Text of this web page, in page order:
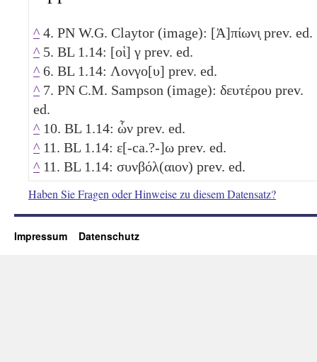
^ 4. PN W.G. Claytor (image): [Ἀ]πίωνι̣ prev. ed.
^ 5. BL 1.14: [οἱ] γ prev. ed.
^ 6. BL 1.14: Λονγο[υ] prev. ed.
^ 7. PN C.M. Sampson (image): δευτέρου prev.
ed.
^ 10. BL 1.14: ὧν prev. ed.
^ 11. BL 1.14: ε[-ca.?-]ω prev. ed.
^ 11. BL 1.14: συνβόλ(αιον) prev. ed.
Haben Sie Fragen oder Hinweise zu diesem Datensatz?
Impressum Datenschutz